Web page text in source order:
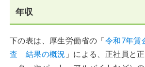
年収
下の表は、厚生労働省の「 令和7年賃
査 結果の概況 」による、正社員と